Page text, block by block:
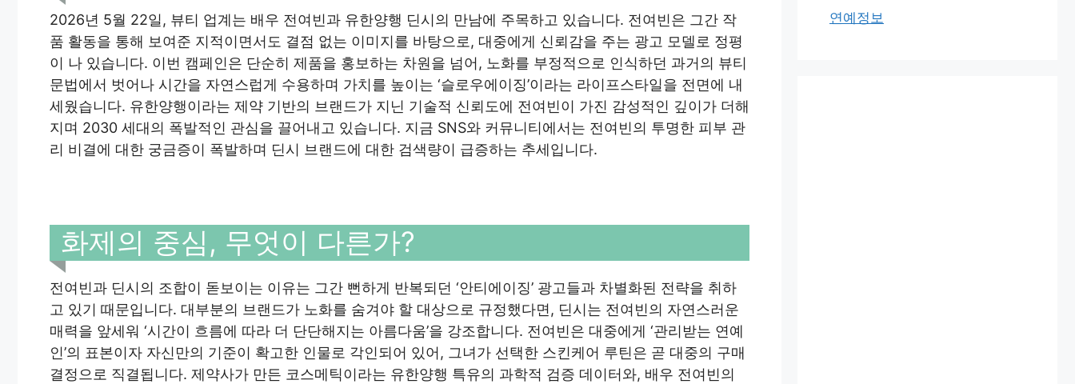
2026년 5월 22일, 뷰티 업계는 배우 전여빈과 유한양행 딘시의 만남에 주목하고 있습니다. 전여빈은 그간 작
품 활동을 통해 보여준 지적이면서도 결점 없는 이미지를 바탕으로, 대중에게 신뢰감을 주는 광고 모델로 정평
이 나 있습니다. 이번 캠페인은 단순히 제품을 홍보하는 차원을 넘어, 노화를 부정적으로 인식하던 과거의 뷰티
문법에서 벗어나 시간을 자연스럽게 수용하며 가치를 높이는 ‘슬로우에이징’이라는 라이프스타일을 전면에 내
세웠습니다. 유한양행이라는 제약 기반의 브랜드가 지닌 기술적 신뢰도에 전여빈이 가진 감성적인 깊이가 더해
지며 2030 세대의 폭발적인 관심을 끌어내고 있습니다. 지금 SNS와 커뮤니티에서는 전여빈의 투명한 피부 관
리 비결에 대한 궁금증이 폭발하며 딘시 브랜드에 대한 검색량이 급증하는 추세입니다.
화제의 중심, 무엇이 다른가?
전여빈과 딘시의 조합이 돋보이는 이유는 그간 뻔하게 반복되던 ‘안티에이징’ 광고들과 차별화된 전략을 취하
고 있기 때문입니다. 대부분의 브랜드가 노화를 숨겨야 할 대상으로 규정했다면, 딘시는 전여빈의 자연스러운
매력을 앞세워 ‘시간이 흐름에 따라 더 단단해지는 아름다움’을 강조합니다. 전여빈은 대중에게 ‘관리받는 연예
인’의 표본이자 자신만의 기준이 확고한 인물로 각인되어 있어, 그녀가 선택한 스킨케어 루틴은 곧 대중의 구매
결정으로 직결됩니다. 제약사가 만든 코스메틱이라는 유한양행 특유의 과학적 검증 데이터와, 배우 전여빈의
연예정보